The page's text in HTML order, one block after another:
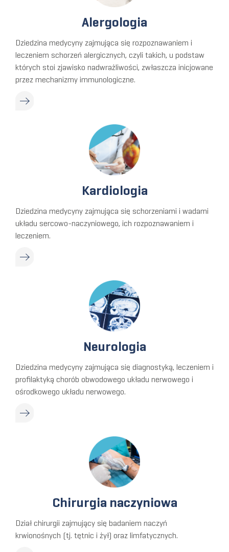
Alergologia
Dziedzina medycyny zajmująca się rozpoznawaniem i
leczeniem schorzeń alergicznych, czyli takich, u podstaw
których stoi zjawisko nadwrażliwości, zwłaszcza inicjowane
przez mechanizmy immunologiczne.
Kardiologia
Dziedzina medycyny zajmująca się schorzeniami i wadami
układu sercowo-naczyniowego, ich rozpoznawaniem i
leczeniem.
Neurologia
Dziedzina medycyny zajmująca się diagnostyką, leczeniem i
profilaktyką chorób obwodowego układu nerwowego i
ośrodkowego układu nerwowego.
Chirurgia naczyniowa
Dział chirurgii zajmujący się badaniem naczyń
krwionośnych (tj. tętnic i żył) oraz limfatycznych.